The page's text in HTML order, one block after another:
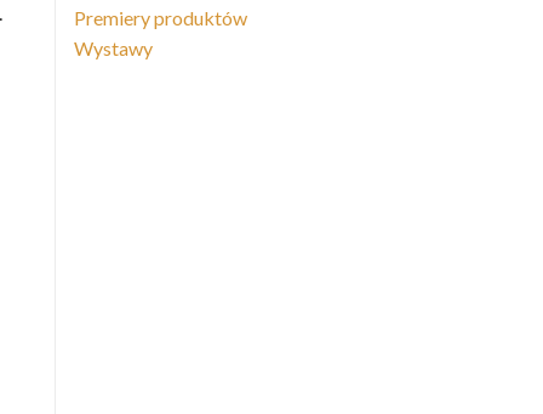
Premiery produktów
Wystawy